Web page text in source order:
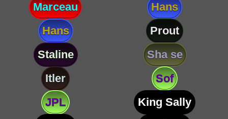
Marceau
Hans
Hans
Prout
Staline
Sha se
Itler
Sof
JPL
King Sally